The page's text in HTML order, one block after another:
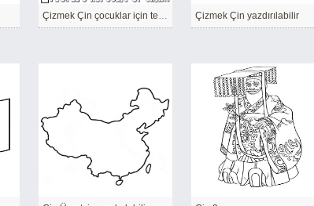
Çizmek Çin çocuklar için temel Çizmek Çin yazdırılabilir